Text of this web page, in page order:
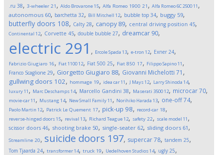
.ru 38, 3-wheeler 21 , Aldo Brovarone15, Alfa Romeo 1900 21 , Alfa Romeo 6C 250011 ,
autonomous 60, barchetta 32, Bill Mitchell 12, bubble top 34, buggy 59,
butterfly doors 108, Calty 28, canopy 89, central driving position 45,
Continental 12, Corvette 45, double bubble 27, dreamcar 90,
electric 291 , Ercole Spada 13, e-tron 12, Exner 24,
Fabrizio Giugiaro 16, Fiat 110012, Fiat 500 25, Fiat 850 17, Filippo Sapino11 ,
Franco Scaglione 29, Giorgetto Giugiaro 88, Giovanni Michelotti 71 ,
gullwing doors 102, hommage 19, idea car11 , J Mays12, Larry Shinoda 14,
luxury11 , Marc Deschamps14, Marcello Gandini 38, Maserati 350012, microcar70,
movie-car11 , Mustang 14, New Small Family11 , Norihiko Harada 13, one-off74,
Paolo Martin 12, Patrick Le Quement 17, pick-up 98, record-car 18,
reverse-hinged doors15, revival 13, Richard Teague12, safety 22, scale model 11 ,
scissor doors 46, shooting brake 50, single-seater 62, sliding doors 61 ,
Streamline 20, suicide doors 197, supercar78, tandem 25,
Tom Tjaarda 24, transformer14, truck 19, Uedelhoven Studios14, ugly 25,